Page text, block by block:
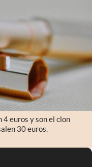
4 euros y son el clon
30 euros.